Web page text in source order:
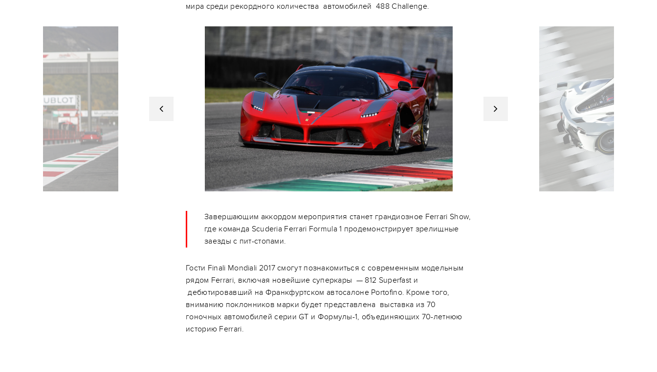
мира среди рекордного количества автомобилей 488 Challenge.
Завершающим аккордом мероприятия станет грандиозное Ferrari Show,
где команда Scuderia Ferrari Formula 1 продемонстрирует зрелищные
заезды с пит-стопами.
Гости Finali Mondiali 2017 смогут познакомиться с современным модельным
рядом Ferrari, включая новейшие суперкары — 812 Superfast и
дебютировавший на Франкфуртском автосалоне Portofino. Кроме того,
вниманию поклонников марки будет представлена выставка из 70
гоночных автомобилей серии GT и Формулы-1, объединяющих 70-летнюю
историю Ferrari.